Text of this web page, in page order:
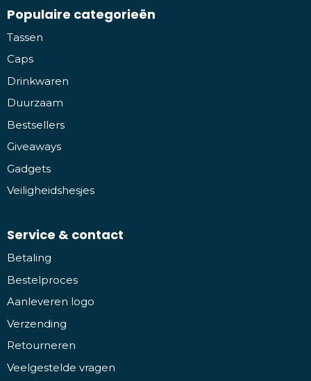
Populaire categorieën
Tassen
Caps
Drinkwaren
Duurzaam
Bestsellers
Giveaways
Gadgets
Veiligheidshesjes
Service & contact
Betaling
Bestelproces
Aanleveren logo
Verzending
Retourneren
Veelgestelde vragen